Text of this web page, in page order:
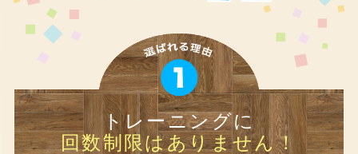
トレーニングに
回数制限はありません！